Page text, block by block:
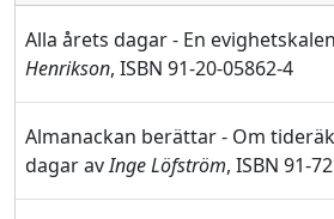
Alla årets dagar - En
Henrikson, ISBN 91-20-05862-4
Almanackan berättar - Om
dagar avInge Löfström, ISBN 91-